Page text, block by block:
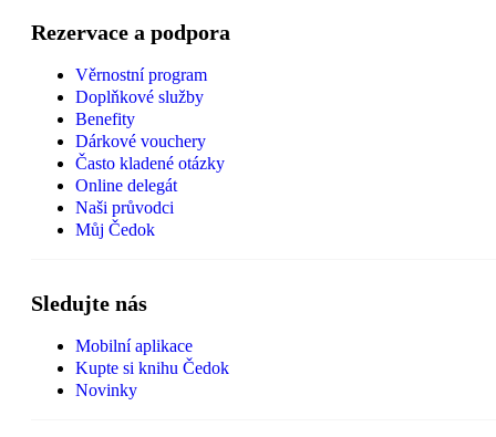
Rezervace a podpora
Věrnostní program
Doplňkové služby
Benefity
Dárkové vouchery
Často kladené otázky
Online delegát
Naši průvodci
Můj Čedok
Sledujte nás
Mobilní aplikace
Kupte si knihu Čedok
Novinky